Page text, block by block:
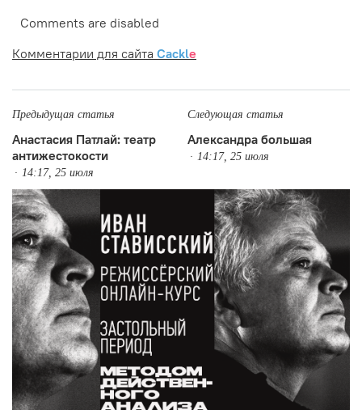
Comments are disabled
Комментарии для сайта Cackle
Предыдущая статья
Анастасия Патлай: театр
антижестокости
14:17, 25 июля
Следующая статья
Александра большая
14:17, 25 июля